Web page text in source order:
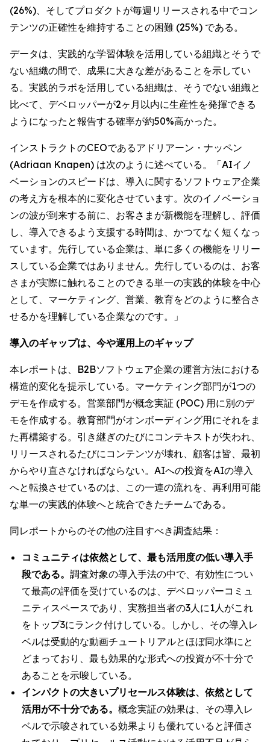
(26%)、そしてプロダクトが毎週リリースされる中でコン
テンツの正確性を維持することの困難 (25%) である。
データは、実践的な学習体験を活用している組織とそうで
ない組織の間で、成果に大きな差があることを示してい
る。実践的ラボを活用している組織は、そうでない組織と
比べて、デベロッパーが2ヶ月以内に生産性を発揮できる
ようになったと報告する確率が約50%高かった。
インストラクトのCEOであるアドリアーン・ナッペン
(Adriaan Knapen) は次のように述べている。「AIイノ
ベーションのスピードは、導入に関するソフトウェア企業
の考え方を根本的に変化させています。次のイノベーショ
ンの波が到来する前に、お客さまが新機能を理解し、評価
し、導入できるよう支援する時間は、かつてなく短くなっ
ています。先行している企業は、単に多くの機能をリリー
スしている企業ではありません。先行しているのは、お客
さまが実際に触れることのできる単一の実践的体験を中心
として、マーケティング、営業、教育をどのように整合さ
せるかを理解している企業なのです。」
導入のギャップは、今や運用上のギャップ
本レポートは、B2Bソフトウェア企業の運営方法における
構造的変化を提示している。マーケティング部門が1つの
デモを作成する。営業部門が概念実証 (POC) 用に別のデ
モを作成する。教育部門がオンボーディング用にそれをま
た再構築する。引き継ぎのたびにコンテキストが失われ、
リリースされるたびにコンテンツが壊れ、顧客は皆、最初
からやり直さなければならない。AIへの投資をAIの導入
へと転換させているのは、この一連の流れを、再利用可能
な単一の実践的体験へと統合できたチームである。
同レポートからのその他の注目すべき調査結果：
コミュニティは依然として、最も活用度の低い導入手
段である。 調査対象の導入手法の中で、有効性につい
て最高の評価を受けているのは、デベロッパーコミュ
ニティスペースであり、実務担当者の3人に1人がこれ
をトップ3にランク付けしている。しかし、その導入レ
ベルは受動的な動画チュートリアルとほぼ同水準にと
どまっており、最も効果的な形式への投資が不十分で
あることを示唆している。
インパクトの大きいプリセールス体験は、依然として
活用が不十分である。 概念実証の効果は、その導入レ
ベルで示唆されている効果よりも優れていると評価さ